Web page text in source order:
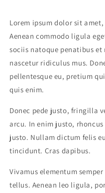
Lorem ipsum dolor sit
Aenean commodo ligula
sociis natoque penatibus
nascetur ridiculus mus.
pellentesque eu, pretium
quis enim.
Donec pede justo, fringilla
arcu. In enim justo,
justo. Nullam dictum felis
tincidunt. Cras dapibus.
Vivamus elementum
tellus. Aenean leo ligula,